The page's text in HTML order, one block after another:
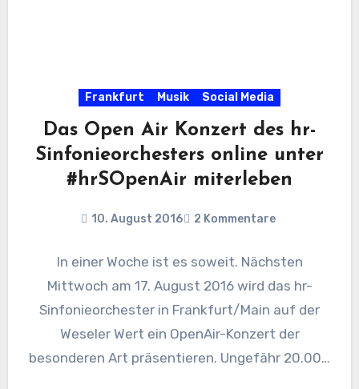
Frankfurt Musik Social Media
Das Open Air Konzert des hr-
Sinfonieorchesters online unter
#hrSOpenAir miterleben
10. August 2016 2 Kommentare
In einer Woche ist es soweit. Nächsten
Mittwoch am 17. August 2016 wird das hr-
Sinfonieorchester in Frankfurt/Main auf der
Weseler Wert ein OpenAir-Konzert der
besonderen Art präsentieren. Ungefähr 20.000